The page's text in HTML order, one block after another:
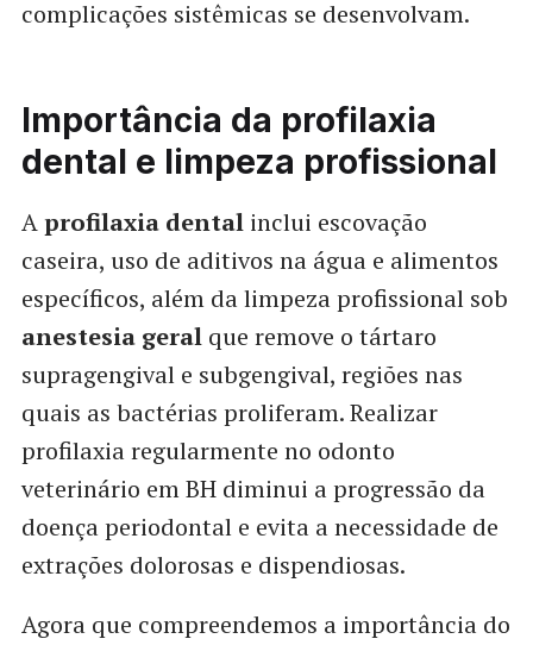
complicações sistêmicas se desenvolvam.
Importância da profilaxia
dental e limpeza profissional
Aprofilaxia dentalinclui escovação
caseira, uso de aditivos na água e alimentos
específicos, além da limpeza profissional sob
anestesia geralque remove o tártaro
supragengival e subgengival, regiões nas
quais as bactérias proliferam. Realizar
profilaxia regularmente no odonto
veterinário em BH diminui a progressão da
doença periodontal e evita a necessidade de
extrações dolorosas e dispendiosas.
Agora que compreendemos a importância do